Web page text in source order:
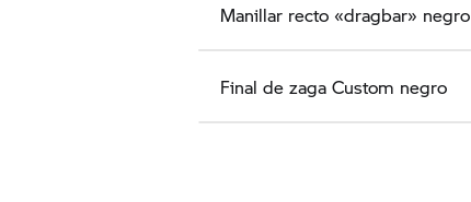
Manillar recto «dragbar» negro
Final de zaga Custom negro